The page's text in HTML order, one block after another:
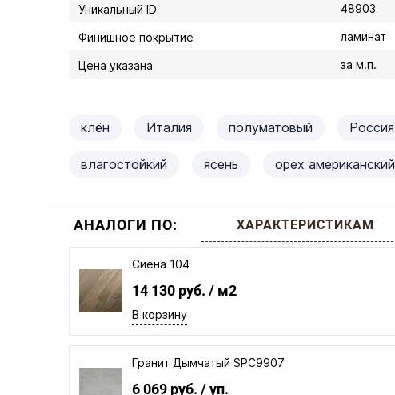
Уникальный ID 48903
Финишное покрытие ламинат
Цена указана за м.п.
клён Италия полуматовый Россия
влагостойкий ясень орех американский
АНАЛОГИ ПО: ХАРАКТЕРИСТИКАМ
Сиена 104
14 130 руб. / м2
В корзину
Гранит Дымчатый SPC9907
6 069 руб. / уп.